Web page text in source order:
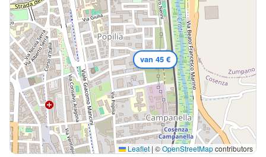
van 45 €
Leaflet|©OpenStreetMapcontributors